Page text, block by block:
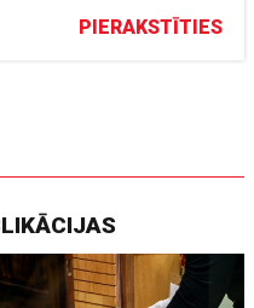
PIERAKSTĪTIES